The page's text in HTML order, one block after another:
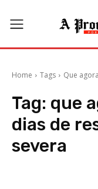
Home Tags Que
Tag: que
dias de
severa